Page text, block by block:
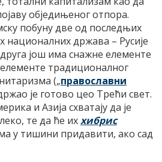
обједињеног отпора.
побуну две од последњих
националних држава – Русије
још има снажне елементе
традиционалног
(„православни
је готово цео Трећи свет.
и Азија схватају да је
те да ће иххибрис
у тишини придавити, ако сад